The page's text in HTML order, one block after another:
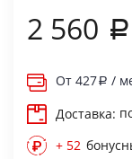
2 560
От 427
/
Доставка:
+ 52